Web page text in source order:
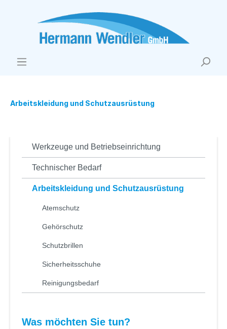
Arbeitskleidung und Schutzausrüstung
Werkzeuge und Betriebseinrichtung
Technischer Bedarf
Arbeitskleidung und Schutzausrüstung
Atemschutz
Gehörschutz
Schutzbrillen
Sicherheitsschuhe
Reinigungsbedarf
Was möchten Sie tun?